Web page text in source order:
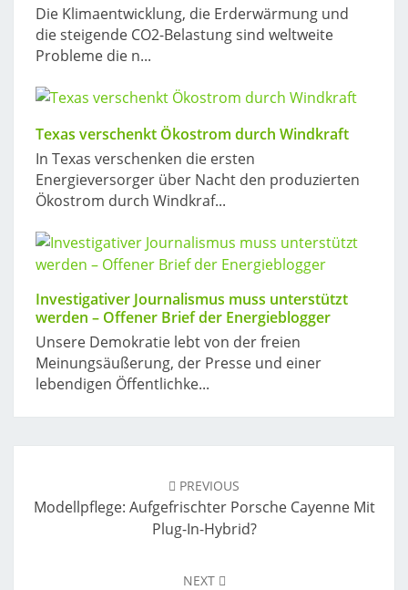
Die Klimaentwicklung, die Erderwärmung und
die steigende CO2-Belastung sind weltweite
Probleme die n...
Texas verschenkt Ökostrom durch Windkraft
In Texas verschenken die ersten
Energieversorger über Nacht den produzierten
Ökostrom durch Windkraf...
Investigativer Journalismus muss unterstützt
werden – Offener Brief der Energieblogger
Unsere Demokratie lebt von der freien
Meinungsäußerung, der Presse und einer
lebendigen Öffentlichke...
PREVIOUS
Modellpflege: Aufgefrischter Porsche Cayenne Mit
Plug-In-Hybrid?
NEXT